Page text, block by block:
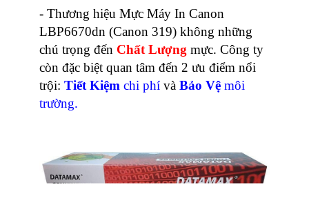
- Thương hiệu Mực Máy In Canon
LBP6670dn (Canon 319) không những
chú trọng đến Chất Lượng mực. Công ty
còn đặc biệt quan tâm đến 2ưu điểm nổi
trội:Tiết Kiệm chi phívà Bảo Vệ môi
trường.